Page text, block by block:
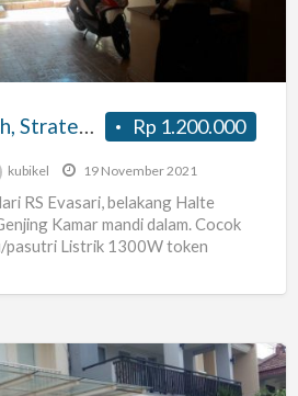
Rp 1.200.000
Kos-kosan Murah, Strategis, Pramuka, Pasar Genjing, Jakarta Pusat Kamar #2
kubikel 19 November 2021
RS Evasari, belakang Halte
Kamar mandi dalam. Cocok
pasutri Listrik 1300W token